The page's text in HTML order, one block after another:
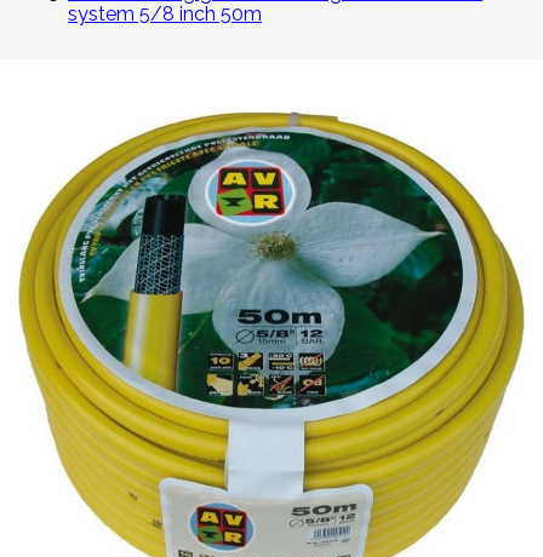
system 5/8 inch 50m